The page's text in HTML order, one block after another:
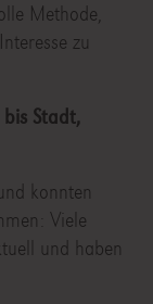
Methode,
zu
bis Stadt,
konnten
Viele
und haben